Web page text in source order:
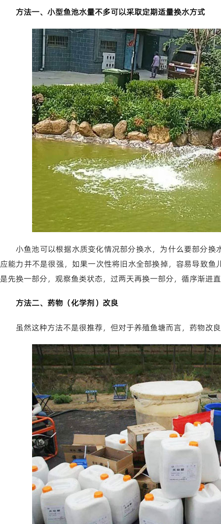
方法一、小型鱼池水量不多可以采取定期适量换水方式
小鱼池可以根据水质变化情况部分换水，为什么要部分
应能力并不是很强，如果一次性将旧水全部换掉，容易导致
是先换一部分，观察鱼类状态，过两天再换一部分，循序渐进
方法二、药物（化学剂）改良
虽然这种方法不是很推荐，但对于养殖鱼塘而言，药物改